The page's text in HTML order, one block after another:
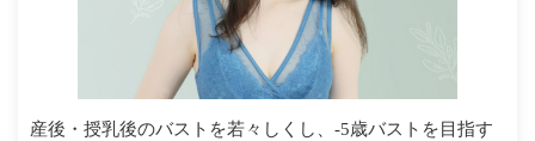
産後・授乳後のバストを若々しくし、-5歳バストを目指す